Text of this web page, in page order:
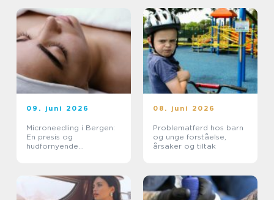
09. juni 2026
Microneedling i Bergen:
En presis og
hudfornyende
08. juni 2026
Problematferd hos barn
og unge forståelse,
årsaker og tiltak